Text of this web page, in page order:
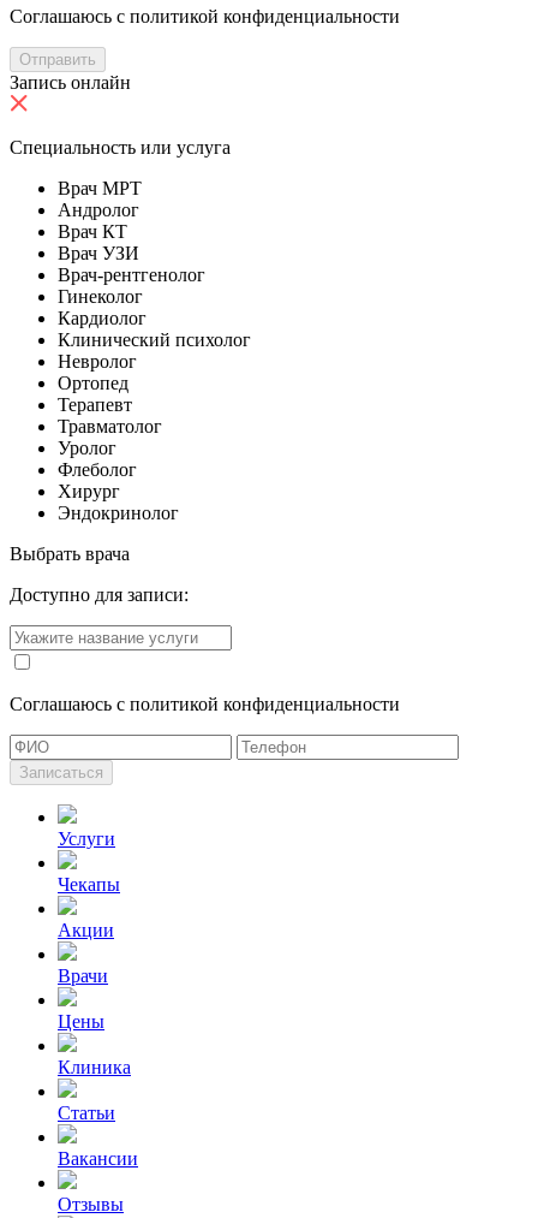
Cоглашаюсь с политикой конфиденциальности
Отправить
Запись онлайн
Специальность или услуга
Врач МРТ
Андролог
Врач КТ
Врач УЗИ
Врач-рентгенолог
Гинеколог
Кардиолог
Клинический психолог
Невролог
Ортопед
Терапевт
Травматолог
Уролог
Флеболог
Хирург
Эндокринолог
Выбрать врача
Доступно для записи:
Cоглашаюсь с политикой конфиденциальности
Записаться
Услуги
Чекапы
Акции
Врачи
Цены
Клиника
Статьи
Вакансии
Отзывы